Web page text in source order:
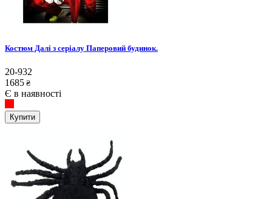
Костюм Далі з серіалу Паперовий будинок.
20-932
1685 ₴
Є в наявності
Купити